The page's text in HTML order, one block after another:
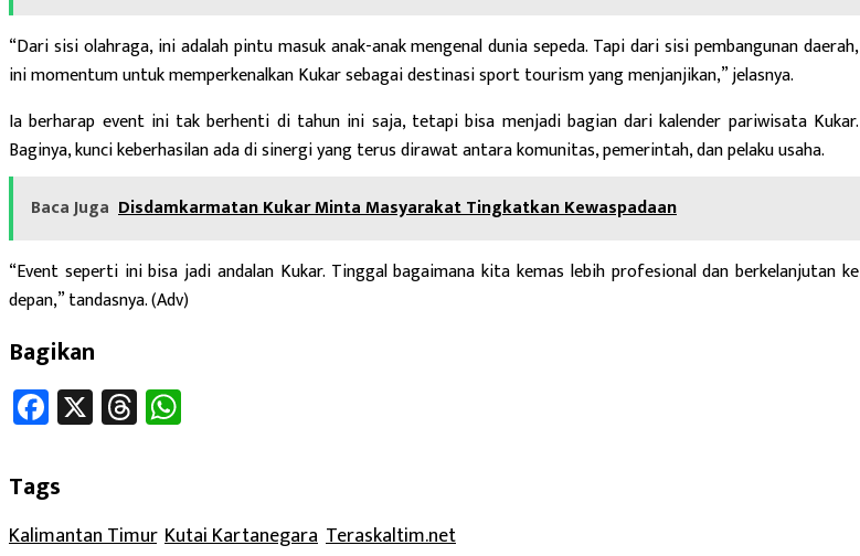
“Dari sisi olahraga, ini adalah pintu masuk anak-anak mengenal dunia sepeda. Tapi dari sisi pembangunan daerah,
ini momentum untuk memperkenalkan Kukar sebagai destinasi sport tourism yang menjanjikan,” jelasnya.
Ia berharap event ini tak berhenti di tahun ini saja, tetapi bisa menjadi bagian dari kalender pariwisata Kukar.
Baginya, kunci keberhasilan ada di sinergi yang terus dirawat antara komunitas, pemerintah, dan pelaku usaha.
Baca Juga Disdamkarmatan Kukar Minta Masyarakat Tingkatkan Kewaspadaan
“Event seperti ini bisa jadi andalan Kukar. Tinggal bagaimana kita kemas lebih profesional dan berkelanjutan ke
depan,” tandasnya. (Adv)
Bagikan
Facebook
X Threads
Tags
Kalimantan Timur, Kutai Kartanegara Teraskaltim.net